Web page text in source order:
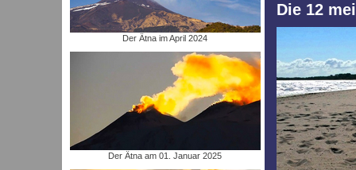
Der Ätna im April 2024
Der Ätna am 01. Januar 2025
Die 12